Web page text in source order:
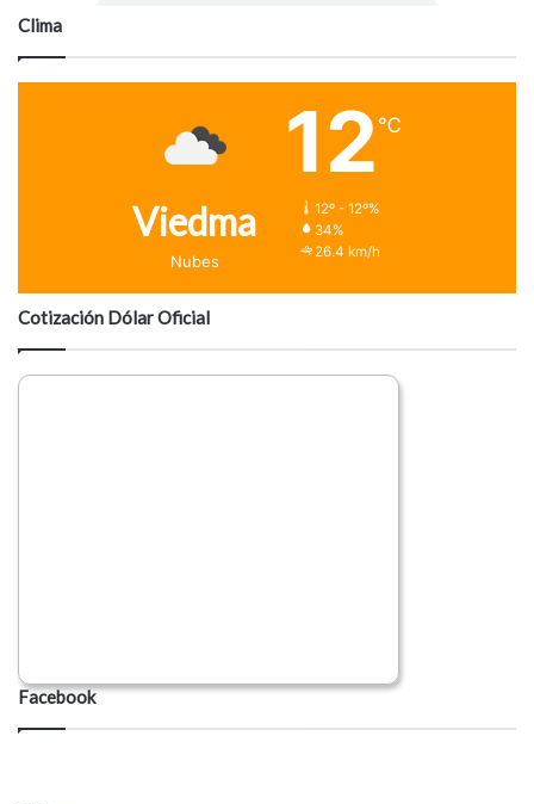
Clima
Viedma
Nubes
12 ℃
12º - 12º%
34%
26.4 km/h
Cotización Dólar Oficial
Facebook